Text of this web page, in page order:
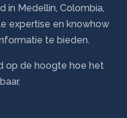
in Medellin, Colombia,
expertise en knowhow
te bieden.
op de hoogte hoe het